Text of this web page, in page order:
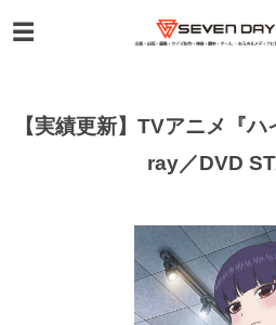
【実績更新】TVアニメ『
ray／DVD